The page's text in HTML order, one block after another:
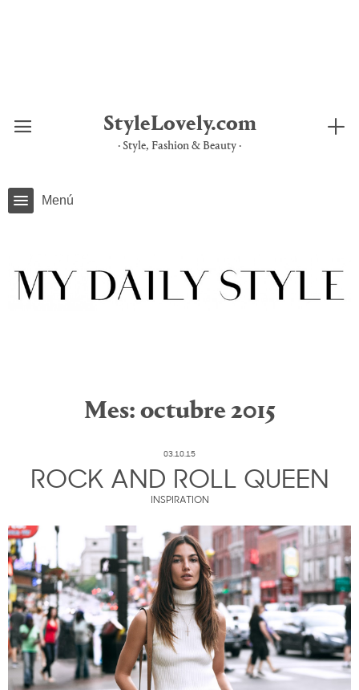
StyleLovely.com
· Style, Fashion & Beauty ·
Menú
Mes: octubre 2015
03.10.15
ROCK AND ROLL QUEEN
INSPIRATION